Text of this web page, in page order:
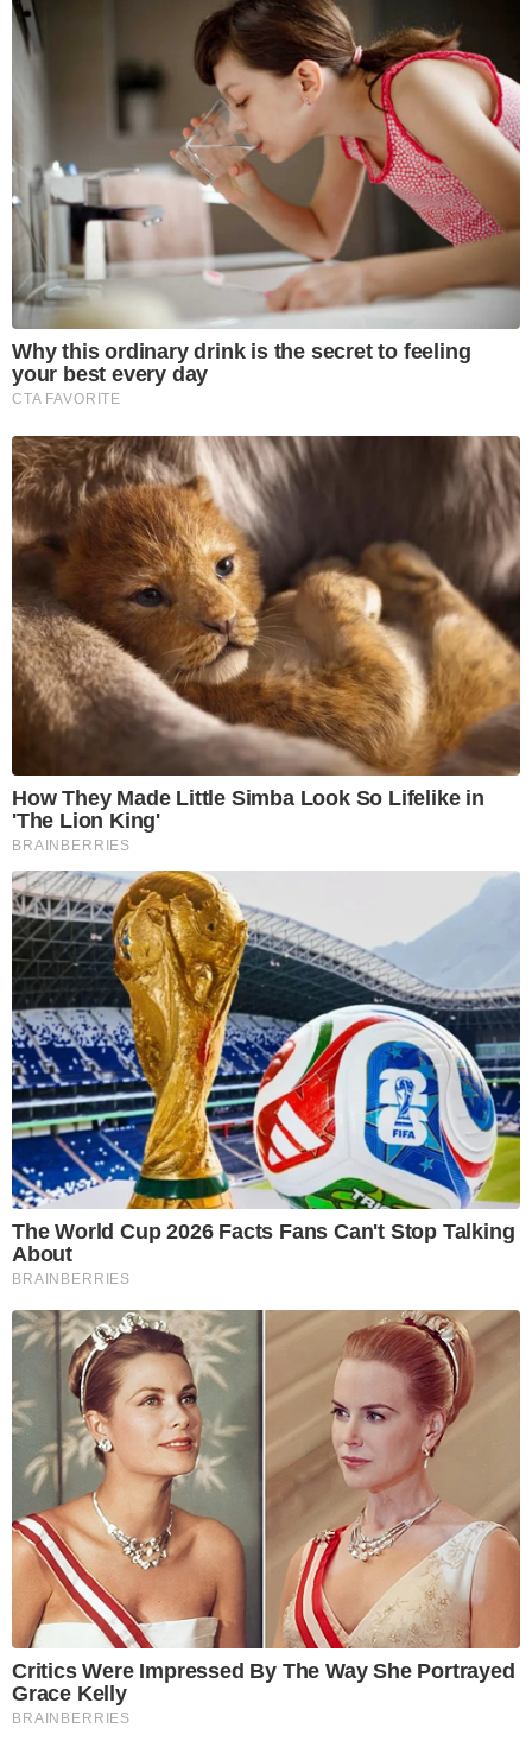
Why this ordinary drink is the secret to feeling
your best every day
CTA FAVORITE
How They Made Little Simba Look So Lifelike in
'The Lion King'
BRAINBERRIES
The World Cup 2026 Facts Fans Can't Stop Talking
About
BRAINBERRIES
Critics Were Impressed By The Way She Portrayed
Grace Kelly
BRAINBERRIES